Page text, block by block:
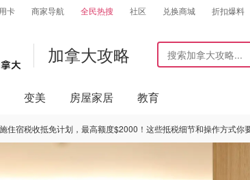
卡 商家导航 全民热搜 社区 兑换商城 折扣爆料
加拿大攻略
变美 房屋家居 教育
住宿税收抵免计划，最高额度$2000！这些抵税细节和操作方式你